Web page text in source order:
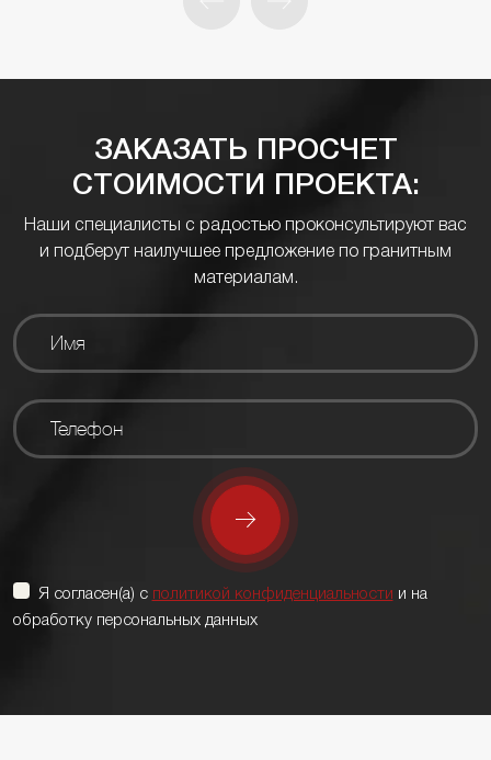
ЗАКАЗАТЬ ПРОСЧЕТ
СТОИМОСТИ ПРОЕКТА:
Наши специалисты с радостью проконсультируют вас
и подберут наилучшее предложение по гранитным
материалам.
Я согласен(а) с политикой конфиденциальности и на
обработку персональных данных